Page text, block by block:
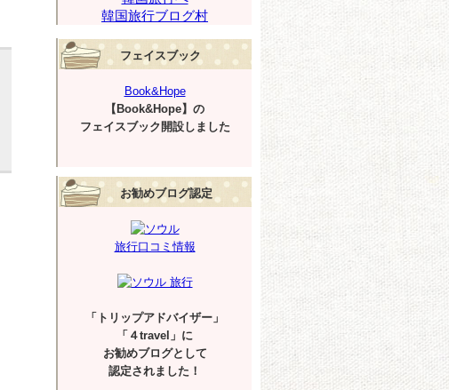
韓国旅行ブログ村
フェイスブック
Book&Hope
【Book&Hope】の
フェイスブック開設しました
お勧めブログ認定
旅行口コミ情報
「トリップアドバイザー」
「４travel」に
お勧めブログとして
認定されました！